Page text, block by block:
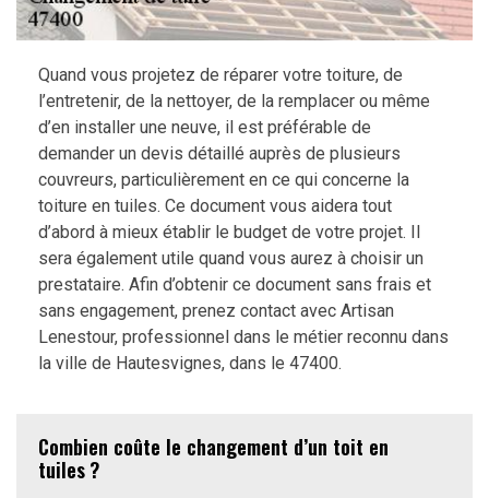
Quand vous projetez de réparer votre toiture, de
l’entretenir, de la nettoyer, de la remplacer ou même
d’en installer une neuve, il est préférable de
demander un devis détaillé auprès de plusieurs
couvreurs, particulièrement en ce qui concerne la
toiture en tuiles. Ce document vous aidera tout
d’abord à mieux établir le budget de votre projet. Il
sera également utile quand vous aurez à choisir un
prestataire. Afin d’obtenir ce document sans frais et
sans engagement, prenez contact avec Artisan
Lenestour, professionnel dans le métier reconnu dans
la ville de Hautesvignes, dans le 47400.
Combien coûte le changement d’un toit en
tuiles ?